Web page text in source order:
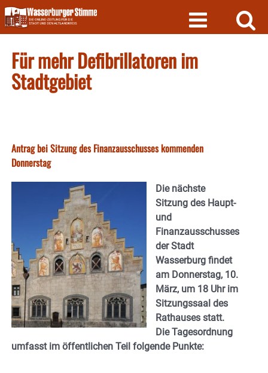
Skip
to
content
Für mehr Defibrillatoren im
Stadtgebiet
Antrag bei Sitzung des Finanzausschusses kommenden
Donnerstag
Die nächste
Sitzung des Haupt-
und
Finanzausschusses
der Stadt
Wasserburg findet
am Donnerstag, 10.
März, um 18 Uhr im
Sitzungssaal des
Rathauses statt.
Die Tagesordnung
umfasst im öffentlichen Teil folgende Punkte: